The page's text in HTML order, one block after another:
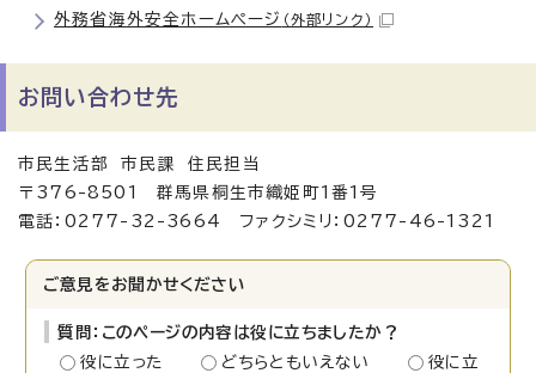
外務省海外安全ホームページ （外部リンク）
お問い合わせ先
市民生活部 市民課 住民担当
〒376-8501 群馬県桐生市織姫町1番1号
電話：0277-32-3664 ファクシミリ：0277-46-1321
ご意見をお聞かせください
質問：このページの内容は役に立ちましたか？
役に立った
どちらともいえない
役に立